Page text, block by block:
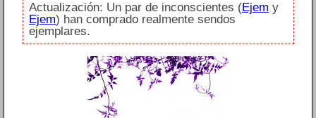
Actualización: Un par de inconscientes (Ejem y
Ejem) han comprado realmente sendos
ejemplares.